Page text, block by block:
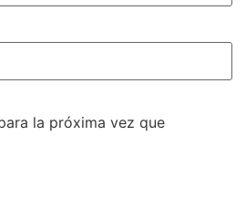
la próxima vez que